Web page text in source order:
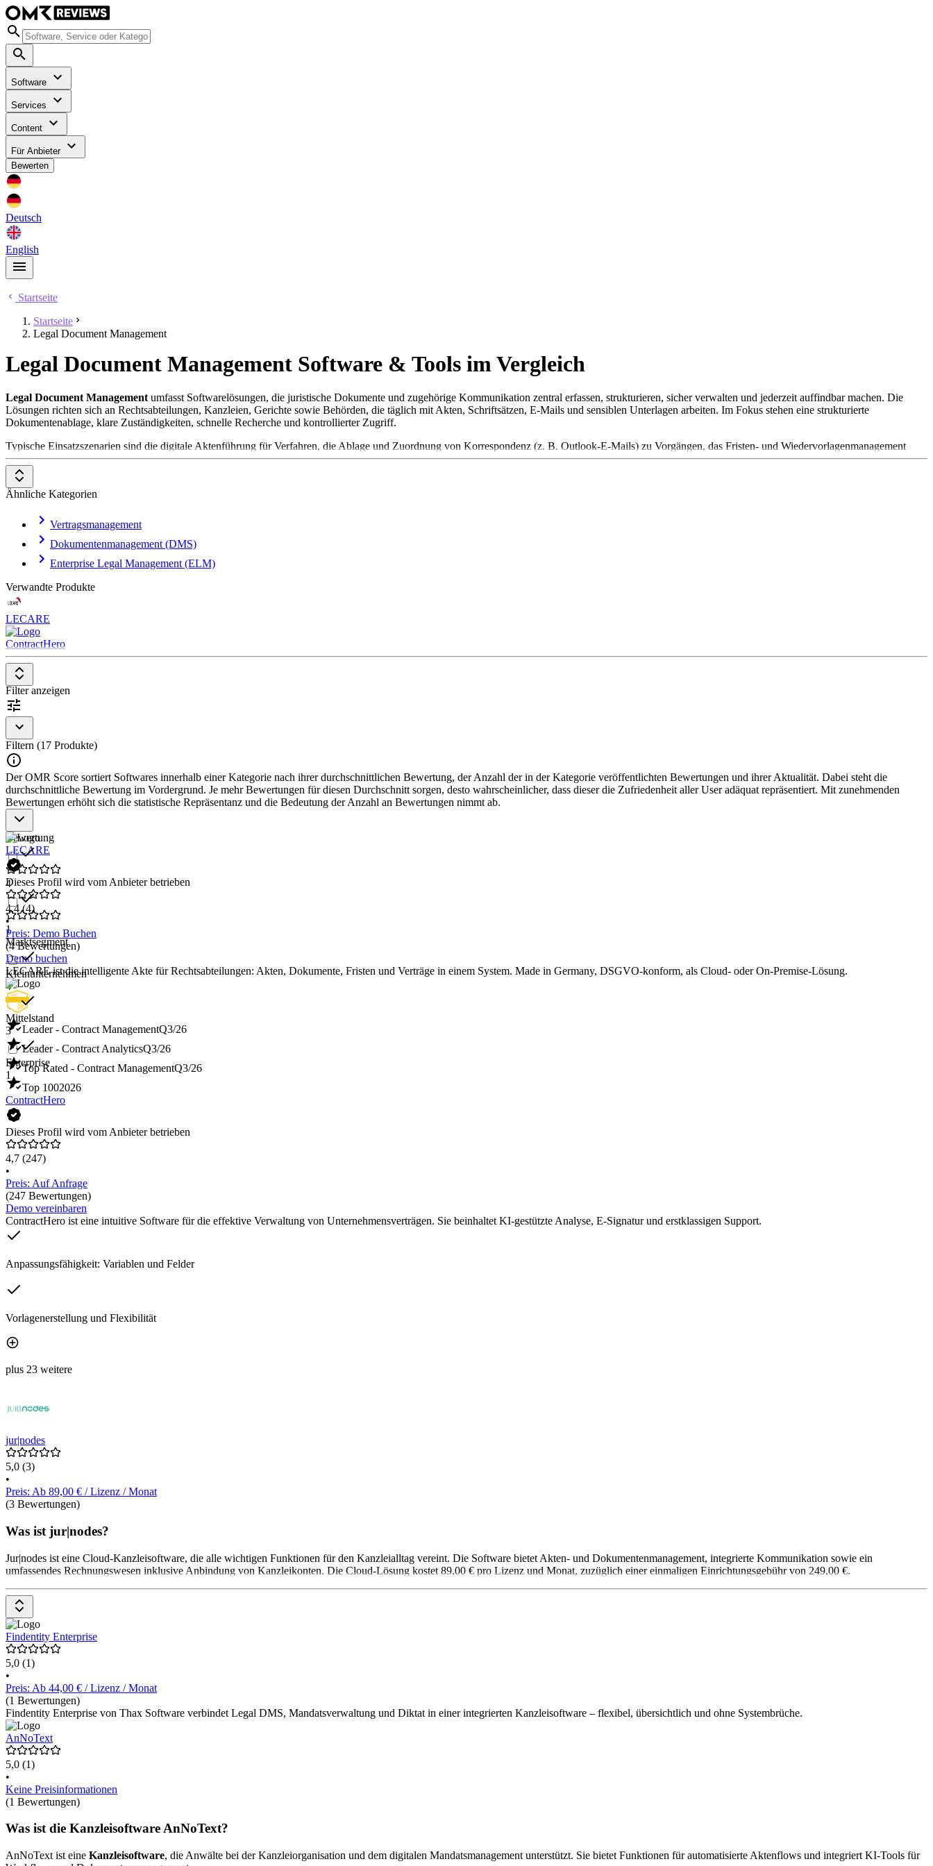
Software
Services
Content
Für Anbieter
Bewerten
Deutsch
English
Startseite
Startseite
Legal Document Management
Legal Document Management Software & Tools im Vergleich
Legal Document Management umfasst Softwarelösungen, die juristische Dokumente und zugehörige Kommunikation zentral erfassen, strukturieren, sicher verwalten und jederzeit auffindbar machen. Die
Lösungen richten sich an Rechtsabteilungen, Kanzleien, Gerichte sowie Behörden, die täglich mit Akten, Schriftsätzen, E-Mails und sensiblen Unterlagen arbeiten. Im Fokus stehen eine strukturierte
Dokumentenablage, klare Zuständigkeiten, schnelle Recherche und kontrollierter Zugriff.
Typische Einsatzszenarien sind die digitale Aktenführung für Verfahren, die Ablage und Zuordnung von Korrespondenz (z. B. Outlook-E-Mails) zu Vorgängen, das Fristen- und Wiedervorlagenmanagement
sowie die Erstellung standardisierter Dokumente über Textvorlagen. Moderne Lösungen unterstützen dabei ortsunabhängigen Zugriff (Browser), Volltextsuche inklusive OCR für gescannte PDFs,
strukturierende Metadaten, individuelle Felder und Reiter sowie Reporting- und Exportmöglichkeiten (z. B. nach Excel). Ergänzend sorgen Integrationen in Office- und E-Mail-Umgebungen und ein granularer
Berechtigungsaufbau für effiziente Zusammenarbeit bei hoher Vertraulichkeit.
Strukturierte Dokumenten- und E-Mail-Verwaltung mit optionaler aktenbasierter Ablage
Volltextsuche, Filter und OCR für durchsuchbare gescannte Dokumente
Versionierung, Nachvollziehbarkeit und sichere Freigaben über Berechtigungen
Fristen-, Termine- und Wiedervorlagenmanagement mit Erinnerungen und Kalender-Integrationen
Integrationen (z. B. Outlook/Office) sowie Reporting- und Exportfunktionen
Ähnliche Kategorien
Vertragsmanagement
Dokumentenmanagement (DMS)
Enterprise Legal Management (ELM)
Verwandte Produkte
LECARE
ContractHero
Filter anzeigen
Filtern (17 Produkte)
Der OMR Score sortiert Softwares innerhalb einer Kategorie nach ihrer durchschnittlichen Bewertung, der Anzahl der in der Kategorie veröffentlichten Bewertungen und ihrer Aktualität. Dabei steht die
durchschnittliche Bewertung im Vordergrund. Je mehr Bewertungen für diesen Durchschnitt sorgen, desto wahrscheinlicher, dass dieser die Zufriedenheit aller User adäquat repräsentiert. Mit zunehmenden
Bewertungen erhöht sich die statistische Repräsentanz und die Bedeutung der Anzahl an Bewertungen nimmt ab.
Bewertung
4
1
Marktsegment
Kleinunternehmen
4
Mittelstand
3
Enterprise
1
LECARE
Dieses Profil wird vom Anbieter betrieben
4,4(4)
•
Preis: Demo Buchen
(4 Bewertungen)
Demo buchen
LECARE ist die intelligente Akte für Rechtsabteilungen: Akten, Dokumente, Fristen und Verträge in einem System. Made in Germany, DSGVO-konform, als Cloud- oder On-Premise-Lösung.
Leader - Contract ManagementQ3/26
Leader - Contract AnalyticsQ3/26
Top Rated - Contract ManagementQ3/26
Top 1002026
ContractHero
Dieses Profil wird vom Anbieter betrieben
4,7 (247)
•
Preis: Auf Anfrage
(247 Bewertungen)
Demo vereinbaren
ContractHero ist eine intuitive Software für die effektive Verwaltung von Unternehmensverträgen. Sie beinhaltet KI-gestützte Analyse, E-Signatur und erstklassigen Support.
Anpassungsfähigkeit: Variablen und Felder
Vorlagenerstellung und Flexibilität
plus 23 weitere
jur|nodes
5,0 (3)
•
Preis: Ab 89,00 € / Lizenz / Monat
(3 Bewertungen)
Was ist jur|nodes?
Jur|nodes ist eine Cloud-Kanzleisoftware, die alle wichtigen Funktionen für den Kanzleialltag vereint. Die Software bietet Akten- und Dokumentenmanagement, integrierte Kommunikation sowie ein
umfassendes Rechnungswesen inklusive Anbindung von Kanzleikonten. Die Cloud-Lösung kostet 89,00 € pro Lizenz und Monat, zuzüglich einer einmaligen Einrichtungsgebühr von 249,00 €.
Findentity Enterprise
5,0 (1)
•
Preis: Ab 44,00 € / Lizenz / Monat
(1 Bewertungen)
Findentity Enterprise von Thax Software verbindet Legal DMS, Mandatsverwaltung und Diktat in einer integrierten Kanzleisoftware – flexibel, übersichtlich und ohne Systembrüche.
AnNoText
5,0 (1)
•
Keine Preisinformationen
(1 Bewertungen)
Was ist die Kanzleisoftware AnNoText?
AnNoText ist eine Kanzleisoftware, die Anwälte bei der Kanzleiorganisation und dem digitalen Mandatsmanagement unterstützt. Sie bietet Funktionen für automatisierte Aktenflows und integriert KI-Tools für